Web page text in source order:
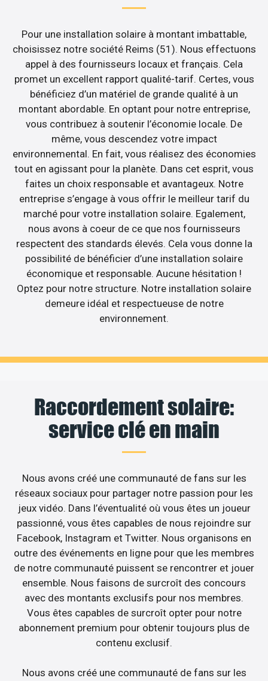
Pour une installation solaire à montant imbattable,
choisissez notre société Reims (51). Nous effectuons
appel à des fournisseurs locaux et français. Cela
promet un excellent rapport qualité-tarif. Certes, vous
bénéficiez d’un matériel de grande qualité à un
montant abordable. En optant pour notre entreprise,
vous contribuez à soutenir l’économie locale. De
même, vous descendez votre impact
environnemental. En fait, vous réalisez des économies
tout en agissant pour la planète. Dans cet esprit, vous
faites un choix responsable et avantageux. Notre
entreprise s’engage à vous offrir le meilleur tarif du
marché pour votre installation solaire. Egalement,
nous avons à coeur de ce que nos fournisseurs
respectent des standards élevés. Cela vous donne la
possibilité de bénéficier d’une installation solaire
économique et responsable. Aucune hésitation !
Optez pour notre structure. Notre installation solaire
demeure idéal et respectueuse de notre
environnement.
Raccordement solaire:
service clé en main
Nous avons créé une communauté de fans sur les
réseaux sociaux pour partager notre passion pour les
jeux vidéo. Dans l’éventualité où vous êtes un joueur
passionné, vous êtes capables de nous rejoindre sur
Facebook, Instagram et Twitter. Nous organisons en
outre des événements en ligne pour que les membres
de notre communauté puissent se rencontrer et jouer
ensemble. Nous faisons de surcroît des concours
avec des montants exclusifs pour nos membres.
Vous êtes capables de surcroît opter pour notre
abonnement premium pour obtenir toujours plus de
contenu exclusif.
Nous avons créé une communauté de fans sur les